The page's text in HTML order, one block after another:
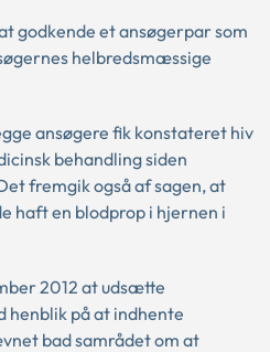
godkende et ansøgerpar som
helbredsmæssige
ansøgere fik konstateret hiv
behandling siden
fremgik også af sagen, at
haft en blodprop i hjernen i
2012 at udsætte
henblik på at indhente
bad samrådet om at